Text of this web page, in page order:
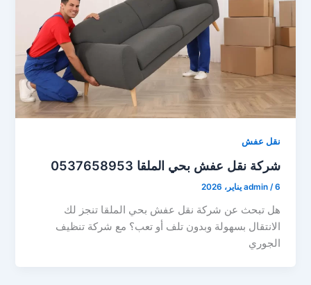
نقل عفش
شركة نقل عفش بحي الملقا 0537658953
admin /6 يناير، 2026
هل تبحث عن شركة نقل عفش بحي الملقا تنجز لك
الانتقال بسهولة وبدون تلف أو تعب؟ مع شركة تنظيف
الجوري